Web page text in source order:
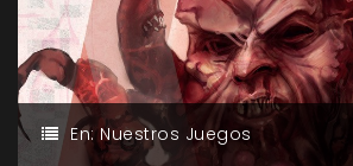
En:Nuestros Juegos